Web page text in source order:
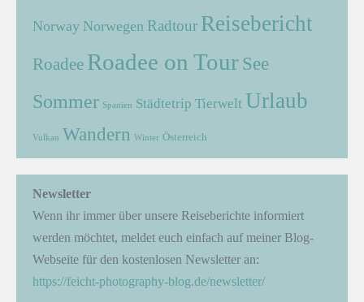
Norway Norwegen Radtour Reisebericht
Roadee Roadee on Tour See
Sommer Spanien Städtetrip Tierwelt Urlaub
Vulkan Wandern Winter Österreich
Newsletter
Wenn ihr immer über unsere Reiseberichte informiert
werden möchtet, meldet euch einfach auf meiner Blog-
Webseite für den kostenlosen Newsletter an:
https://feicht-photography-blog.de/newsletter/